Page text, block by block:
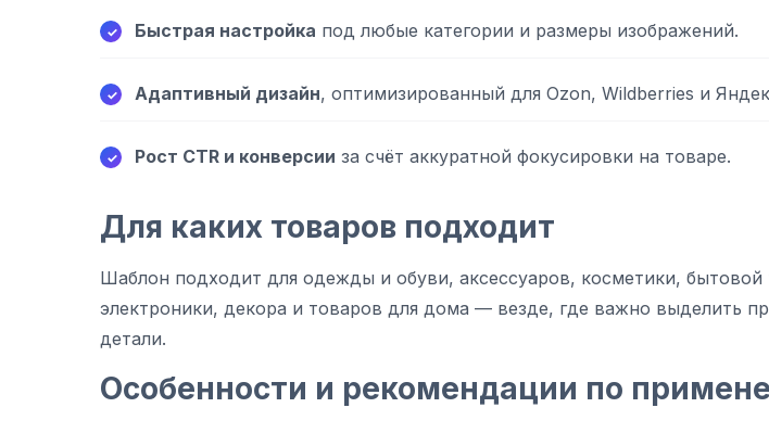
Быстрая настройка под любые категории и размеры изображений.
Адаптивный дизайн, оптимизированный для Ozon, Wildberries и
Рост CTR и конверсии за счёт аккуратной фокусировки на товаре.
Для каких товаров подходит
Шаблон подходит для одежды и обуви, аксессуаров, косметики, бытовой
электроники, декора и товаров для дома — везде, где важно выделить
детали.
Особенности и рекомендации по